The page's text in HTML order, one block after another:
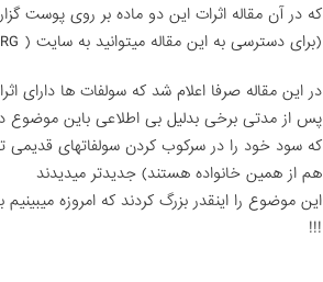
که در آن مقاله اثرات این دو ماده بر روی پوست
(برای دسترسی به این مقاله میتوانید به سایت ( CIR-SAFETY.ORG ) مراجعه کنید.
در این مقاله صرفا اعلام شد که سولفات ها
پس از مدتی برخی بدلیل بی اطلاعی باین موضوع
که سود خود را در سرکوب کردن سولفاتهای قدیمی
هم از همین خانواده هستند) جدیدتر میدیدند
این موضوع را اینقدر بزرگ کردند که امروزه
!!!